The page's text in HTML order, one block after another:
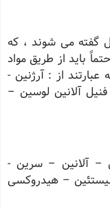
گفته می شوند ، که
باید از طریق مواد
از : آرژنین -
آلانین لوسین –
– آلانین – سرین -
– هیدروکسی